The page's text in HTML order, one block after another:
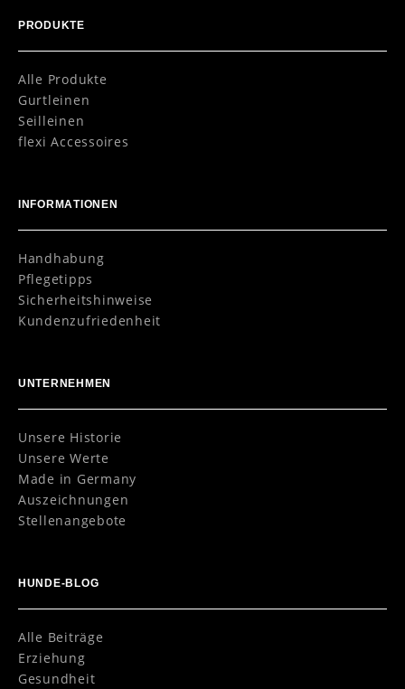
PRODUKTE
Alle Produkte
Gurtleinen
Seilleinen
flexi Accessoires
INFORMATIONEN
Handhabung
Pflegetipps
Sicherheitshinweise
Kundenzufriedenheit
UNTERNEHMEN
Unsere Historie
Unsere Werte
Made in Germany
Auszeichnungen
Stellenangebote
HUNDE-BLOG
Alle Beiträge
Erziehung
Gesundheit